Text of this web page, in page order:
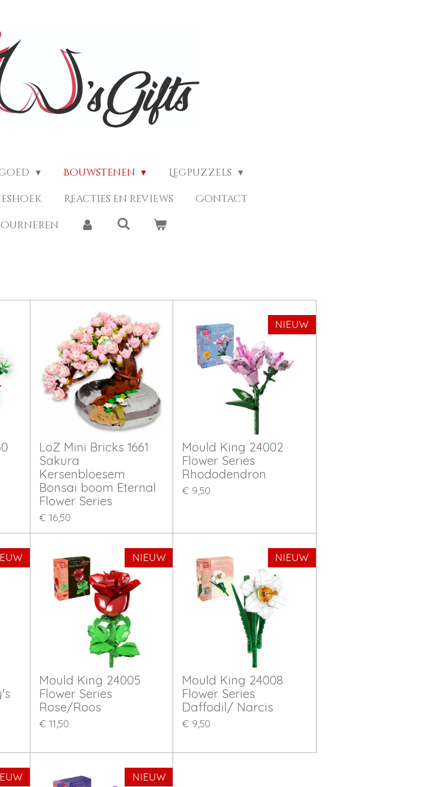
Bouwstenen
Legpuzzels
Reacties en reviews
Contact
LoZ Mini Bricks 1661
Sakura
Kersenbloesem
Bonsai boom Eternal
Flower Series
€ 16,50
NIEUW
Mould King 24002
Flower Series
Rhododendron
€ 9,50
NIEUW
Mould King 24005
Flower Series
Rose/Roos
€ 11,50
NIEUW
Mould King 24008
Flower Series
Daffodil/ Narcis
€ 9,50
NIEUW